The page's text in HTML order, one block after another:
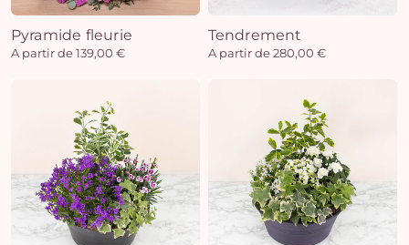
Pyramide fleurie
A partir de 139,00 €
Tendrement
A partir de 280,00 €